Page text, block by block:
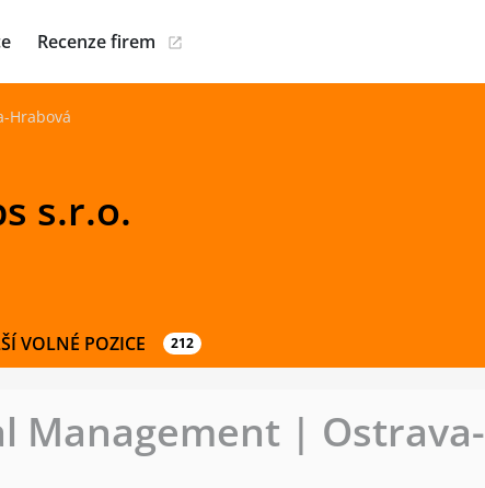
Recenze firem
Hrabová
s.r.o.
VOLNÉ POZICE 212
Management | Ostrava-